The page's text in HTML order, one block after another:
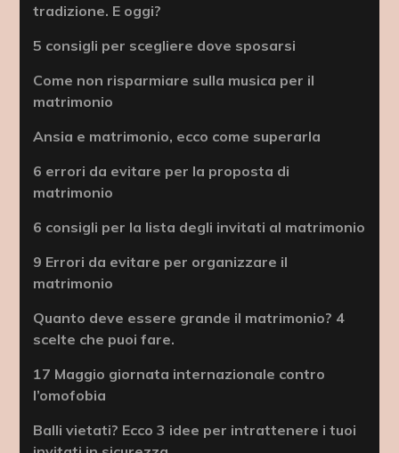
tradizione. E oggi?
5 consigli per scegliere dove sposarsi
Come non risparmiare sulla musica per il
matrimonio
Ansia e matrimonio, ecco come superarla
6 errori da evitare per la proposta di
matrimonio
6 consigli per la lista degli invitati al matrimonio
9 Errori da evitare per organizzare il
matrimonio
Quanto deve essere grande il matrimonio? 4
scelte che puoi fare.
17 Maggio giornata internazionale contro
l’omofobia
Balli vietati? Ecco 3 idee per intrattenere i tuoi